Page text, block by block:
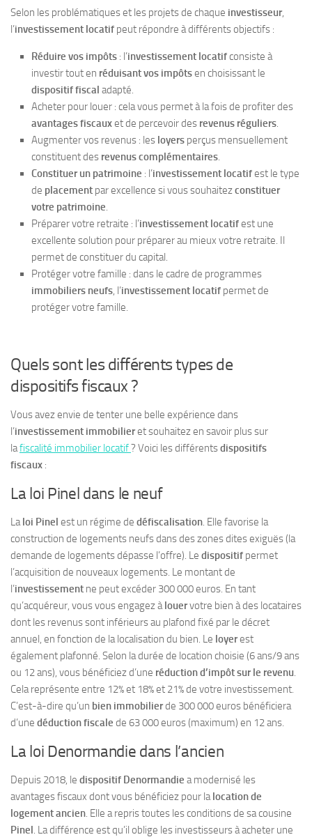
Selon les problématiques et les projets de chaque investisseur,
l’investissement locatif peut répondre à différents objectifs :
Réduire vos impôts : l’investissement locatifconsiste à
investir tout en réduisant vos impôtsen choisissant le
dispositif fiscal adapté.
Acheter pour louer : cela vous permet à la fois de profiter des
avantages fiscauxet de percevoir des revenus réguliers.
Augmenter vos revenus : les loyers perçus mensuellement
constituent des revenus complémentaires.
Constituer un patrimoine : l’investissement locatifest le type
de placement par excellence si vous souhaitezconstituer
votre patrimoine.
Préparer votre retraite : l’investissement locatifest une
excellente solution pour préparer au mieux votre retraite. Il
permet de constituer du capital.
Protéger votre famille : dans le cadre de programmes
immobiliers neufs, l’investissement locatif permet de
protéger votre famille.
Quels sont les différents types de
dispositifs fiscaux ?
Vous avez envie de tenter une belle expérience dans
l’investissement immobilieret souhaitez en savoir plus sur
lafiscalité immobilier locatif? Voici les différentsdispositifs
fiscaux :
La loi Pinel dans le neuf
Laloi Pinel est un régime de défiscalisation. Elle favorise la
construction de logements neufs dans des zones dites exiguës (la
demande de logements dépasse l’offre). Le dispositif permet
l’acquisition de nouveaux logements. Le montant de
l’investissement ne peut excéder 300 000 euros. En tant
qu’acquéreur, vous vous engagez àlouervotre bien à des locataires
dont les revenus sont inférieurs au plafond fixé par le décret
annuel, en fonction de la localisation du bien. Le loyerest
également plafonné. Selon la durée de location choisie (6 ans/9 ans
ou 12 ans), vous bénéficiez d’une réduction d’impôt sur le revenu.
Cela représente entre 12% et 18% et 21% de votre investissement.
C’est-à-dire qu’un bien immobilierde 300 000 euros bénéficiera
d’une déduction fiscale de 63 000 euros (maximum) en 12 ans.
La loi Denormandie dans l’ancien
Depuis 2018, le dispositif Denormandie a modernisé les
avantages fiscaux dont vous bénéficiez pour lalocation de
logement ancien. Elle a repris toutes les conditions de sa cousine
Pinel. La différence est qu’il oblige les investisseurs à acheter une